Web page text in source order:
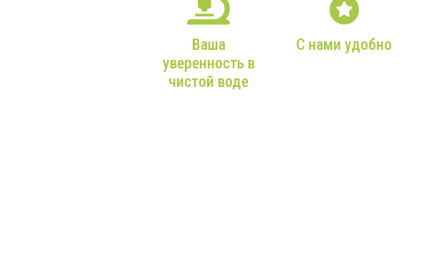
Ваша
уверенность в
чистой воде
С нами удобно